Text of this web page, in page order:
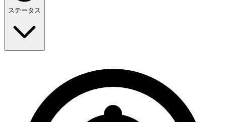
ステータス